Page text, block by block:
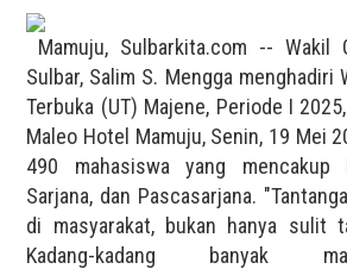
Mamuju, Sulbarkita.com -- Wakil
Sulbar, Salim S. Mengga menghadiri
Terbuka (UT) Majene, Periode I
Maleo Hotel Mamuju, Senin, 19 Mei
490 mahasiswa yang mencakup
Sarjana, dan Pascasarjana.
di masyarakat, bukan hanya sulit
Kadang-kadang banyak